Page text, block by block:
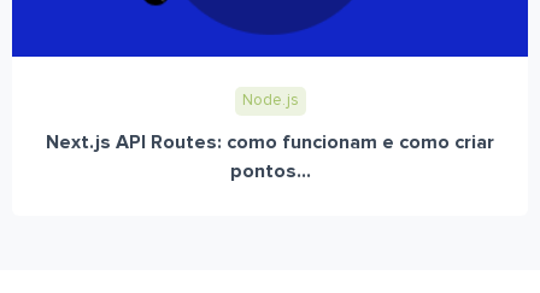
Node.js
Next.js API Routes: como funcionam e como criar
pontos...